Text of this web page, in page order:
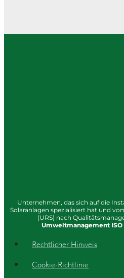
Unternehmen, das sich auf die
Solaranlagen spezialisiert hat und
(URS) nach
Umweltmanagement ISO
Rechtlicher Hinweis
Cookie-Richtlinie